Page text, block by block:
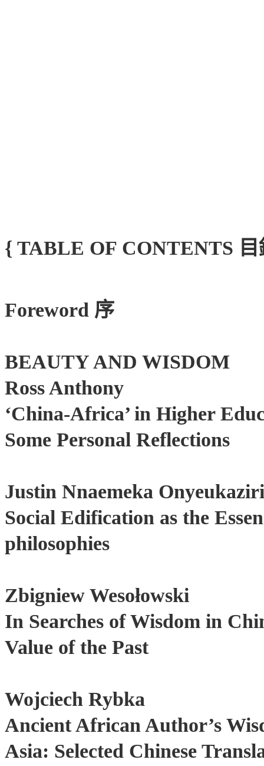
{ TABLE OF CONTENTS 目
Foreword 序
BEAUTY AND WISDOM
Ross Anthony
‘China-Africa’ in Higher
Some Personal Reflections
Justin Nnaemeka Onyeukaziri
Social Edification as the
philosophies
Zbigniew Wesołowski
In Searches of Wisdom in
Value of the Past
Wojciech Rybka
Ancient African Author’s
Asia: Selected Chinese